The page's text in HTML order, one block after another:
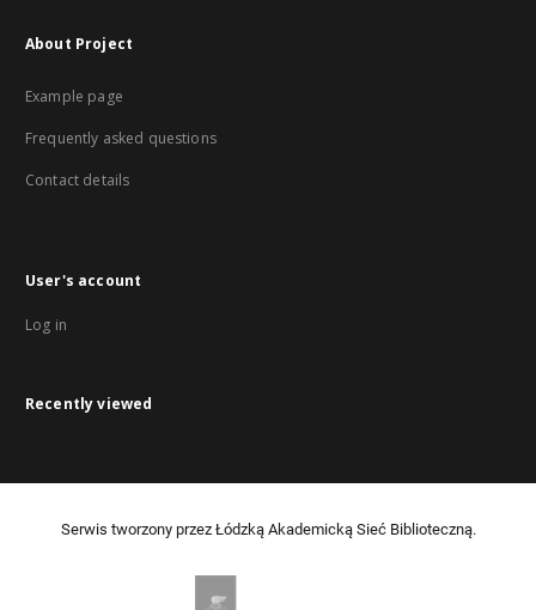
About Project
Example page
Frequently asked questions
Contact details
User's account
Log in
Recently viewed
Serwis tworzony przez Łódzką Akademicką Sieć Biblioteczną.